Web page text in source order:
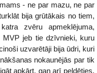
- ne par mazu, ne par
bija grūtākais no tiem,
zvēru apmeklējuma,
jeb tie dzīvnieki, kuru
uzvarētāji bija ūdri, kuri
nokaunējās par tik
apkārt, gan arī peldēties.